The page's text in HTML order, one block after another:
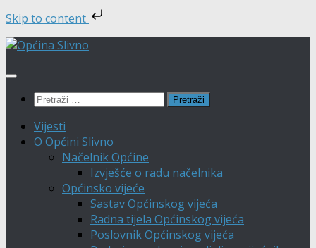
Skip to content
Skip
content
Pretraži:
Vijesti
O Općini Slivno
Načelnik Općine
Izvješće o radu načelnika
Općinsko vijeće
Sastav Općinskog vijeća
Radna tijela Općinskog vijeća
Poslovnik Općinskog vijeća